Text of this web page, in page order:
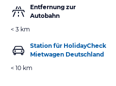
Entfernung zur
Autobahn
< 3 km
Station für HolidayCheck
Mietwagen Deutschland
< 10 km